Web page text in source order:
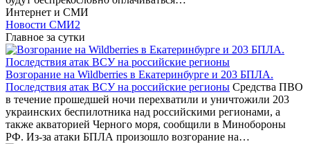
Интернет и СМИ
Новости СМИ2
Главное за сутки
Возгорание на Wildberries в Екатеринбурге и 203 БПЛА.
Последствия атак ВСУ на российские регионы Средства ПВО
в течение прошедшей ночи перехватили и уничтожили 203
украинских беспилотника над российскими регионами, а
также акваторией Черного моря, сообщили в Минобороны
РФ. Из-за атаки БПЛА произошло возгорание на…